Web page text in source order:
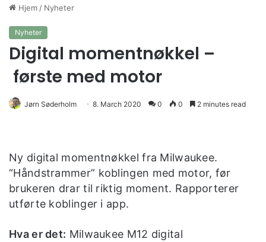
Hjem / Nyheter
Nyheter
Digital momentnøkkel –
første med motor
Jørn Søderholm 8. March 2020 0 0 2 minutes read
Ny digital momentnøkkel fra Milwaukee.
“Håndstrammer” koblingen med motor, før
brukeren drar til riktig moment. Rapporterer
utførte koblinger i app.
Hva er det: Milwaukee M12 digital